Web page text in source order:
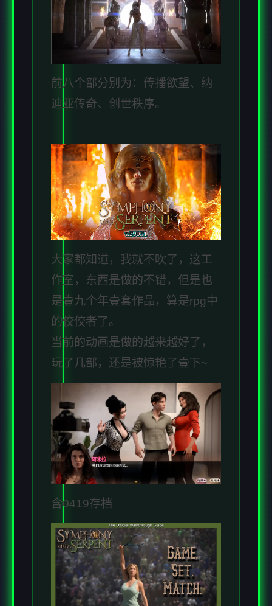
前八个部分别为：传播欲望、纳
迪亚传奇、创世秩序。
大家都知道，我就不吹了，这工
作室，东西是做的不错，但是也
是壹九个年壹套作品，算是rpg中
的佼佼者了。
当前的动画是做的越来越好了，
玩了几部，还是被惊艳了壹下~
含0419存档